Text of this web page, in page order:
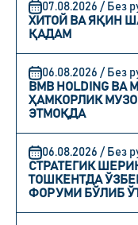
07.08.2026 / Без
ХИТОЙ ВА ЯҚИН
ҚАДАМ
06.08.2026 / Без
BMB HOLDING
ҲАМКОРЛИК
ЭТМОҚДА
06.08.2026 / Без
СТРАТЕГИК
ТОШКЕНТДА
ФОРУМИ БЎЛИБ